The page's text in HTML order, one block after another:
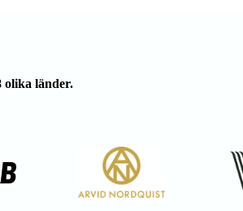
olika länder.